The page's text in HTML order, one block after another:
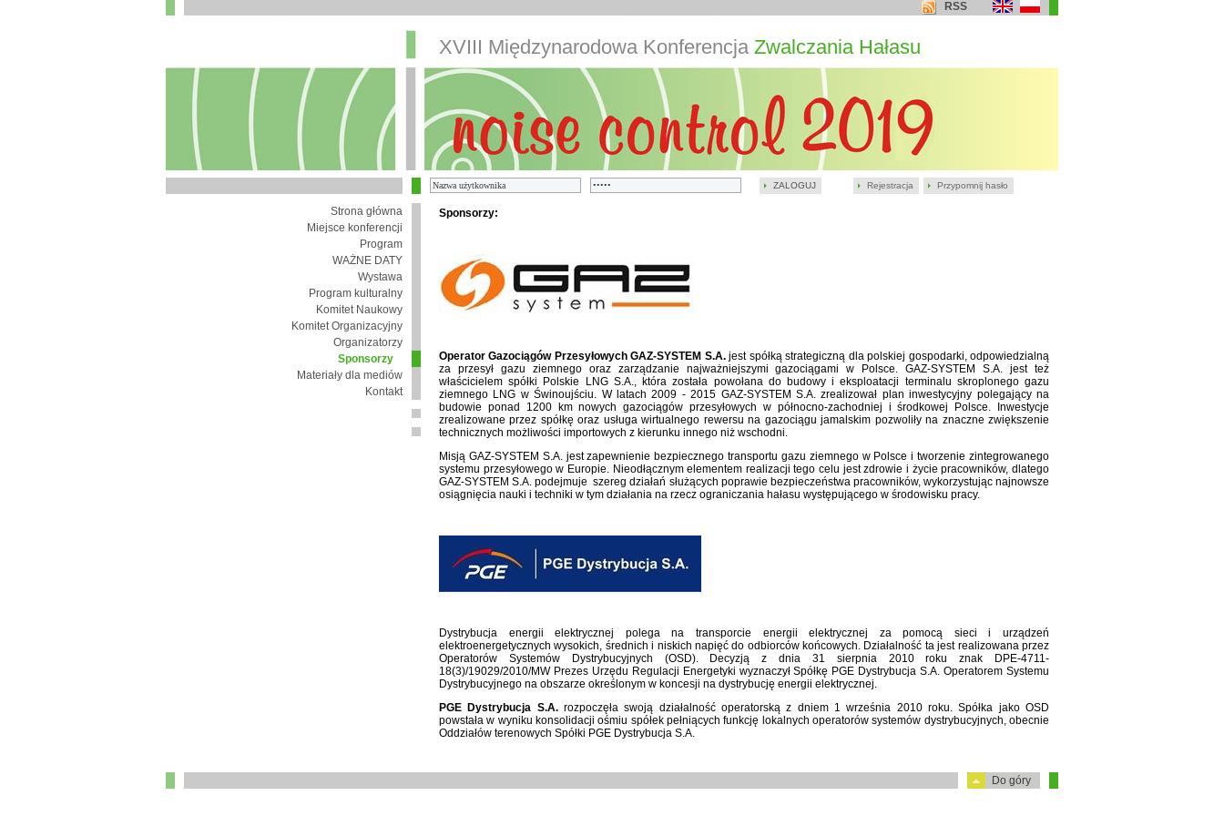
ZALOGUJ Rejestracja Przypomnij hasło
RSS
XVIII Międzynarodowa Konferencja Zwalczania Hałasu
Strona główna
Miejsce konferencji
Program
WAŻNE DATY
Wystawa
Program kulturalny
Komitet Naukowy
Komitet Organizacyjny
Organizatorzy
Sponsorzy
Materiały dla mediów
Kontakt
Sponsorzy:
Operator Gazociągów Przesyłowych GAZ-SYSTEM S.A.jest spółką strategiczną dla polskiej gospodarki, odpowiedzialną
za przesył gazu ziemnego oraz zarządzanie najważniejszymi gazociągami w Polsce. GAZ-SYSTEM S.A. jest też
właścicielem spółki Polskie LNG S.A., która została powołana do budowy i eksploatacji terminalu skroplonego gazu
ziemnego LNG w Świnoujściu. W latach 2009 - 2015 GAZ-SYSTEM S.A. zrealizował plan inwestycyjny polegający na
budowie ponad 1200 km nowych gazociągów przesyłowych w północno-zachodniej i środkowej Polsce. Inwestycje
zrealizowane przez spółkę oraz usługa wirtualnego rewersu na gazociągu jamalskim pozwoliły na znaczne zwiększenie
technicznych możliwości importowych z kierunku innego niż wschodni.
Misją GAZ-SYSTEM S.A. jest zapewnienie bezpiecznego transportu gazu ziemnego w Polsce i tworzenie zintegrowanego
systemu przesyłowego w Europie. Nieodłącznym elementem realizacji tego celu jest zdrowie i życie pracowników, dlatego
GAZ-SYSTEM S.A. podejmuje szereg działań służących poprawie bezpieczeństwa pracowników, wykorzystując najnowsze
osiągnięcia nauki i techniki w tym działania na rzecz ograniczania hałasu występującego w środowisku pracy.
Dystrybucja energii elektrycznej polega na transporcie energii elektrycznej za pomocą sieci i urządzeń
elektroenergetycznych wysokich, średnich i niskich napięć do odbiorców końcowych. Działalność ta jest realizowana przez
Operatorów Systemów Dystrybucyjnych (OSD). Decyzją z dnia 31 sierpnia 2010 roku znak DPE-4711-
18(3)/19029/2010/MW Prezes Urzędu Regulacji Energetyki wyznaczył Spółkę PGE Dystrybucja S.A. Operatorem Systemu
Dystrybucyjnego na obszarze określonym w koncesji na dystrybucję energii elektrycznej.
PGE Dystrybucja S.A.rozpoczęła swoją działalność operatorską z dniem 1 września 2010 roku. Spółka jako OSD
powstała w wyniku konsolidacji ośmiu spółek pełniących funkcję lokalnych operatorów systemów dystrybucyjnych, obecnie
Oddziałów terenowych Spółki PGE Dystrybucja S.A.
Do góry